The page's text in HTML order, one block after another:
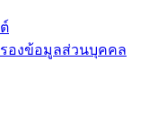
องข้อมูลส่วนบุคคล